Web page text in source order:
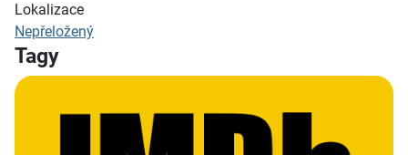
Lokalizace
Nepřeložený
Tagy